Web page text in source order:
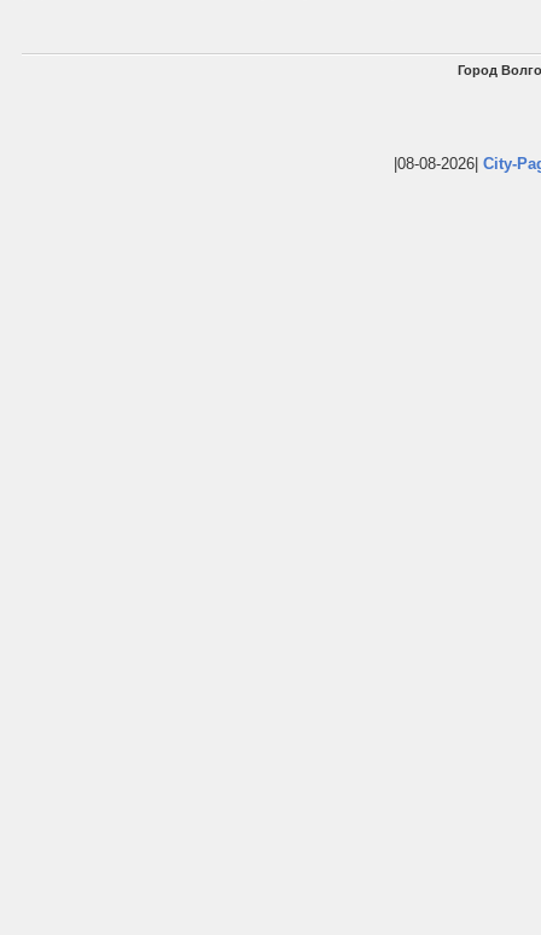
Город
|08-08-2026| City-